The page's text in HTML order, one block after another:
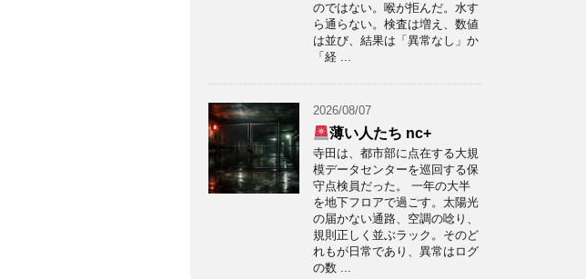
のではない。喉が拒んだ。水す
ら通らない。検査は増え、数値
は並び、結果は「異常なし」か
「経 ...
2026/08/07
薄い人たち nc+
寺田は、都市部に点在する大規
模データセンターを巡回する保
守点検員だった。 一年の大半
を地下フロアで過ごす。太陽光
の届かない通路、空調の唸り、
規則正しく並ぶラック。そのど
れもが日常であり、異常はログ
の数 ...